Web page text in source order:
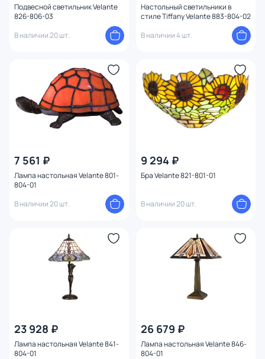
Подвесной светильник Velante
826-806-03
В наличии 20 шт.
Настольный светильники в
стиле Tiffany Velante 883-804-02
В наличии 4 шт.
7 561 ₽
Лампа настольная Velante 801-
804-01
В наличии 20 шт.
9 294 ₽
Бра Velante 821-801-01
В наличии 20 шт.
23 928 ₽
Лампа настольная Velante 841-
804-01
26 679 ₽
Лампа настольная Velante 846-
804-01